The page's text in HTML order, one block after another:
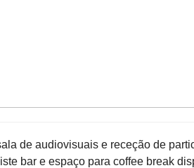
de audiovisuais e receção de
bar e espaço para coffee break